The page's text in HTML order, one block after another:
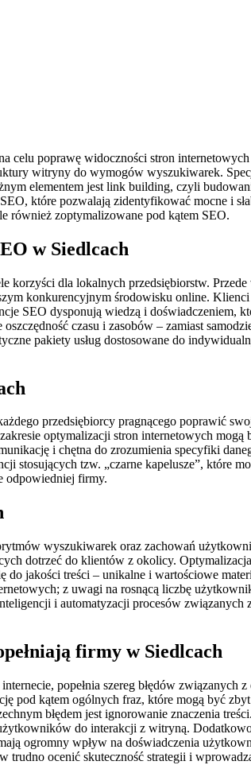
celu poprawę widoczności stron
witryny do wymogów wyszukiwarek.
elementem jest link building, czyli
które pozwalają zidentyfikować mocne i
również zoptymalizowane pod kątem SEO.
w Siedlcach
korzyści dla lokalnych przedsiębiorstw.
konkurencyjnym środowisku online.
SEO dysponują wiedzą i
czasu i zasobów – zamiast
pakiety usług dostosowane do
przedsiębiorcy pragnącego poprawić
optymalizacji stron internetowych
i chętna do zrozumienia specyfiki
stosujących tzw. „czarne kapelusze”, które
odpowiedniej firmy.
wyszukiwarek oraz zachowań
dotrzeć do klientów z okolicy.
jakości treści – unikalne i wartościowe
z uwagi na rosnącą liczbę
i automatyzacji procesów związanych
firmy w Siedlcach
popełnia szereg błędów związanych
pod kątem ogólnych fraz, które mogą być
błędem jest ignorowanie znaczenia
do interakcji z witryną.
ogromny wpływ na doświadczenia
ocenić skuteczność strategii i